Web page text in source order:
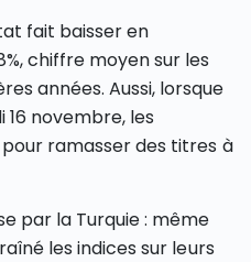
fait baisser en
chiffre moyen sur les
années. Aussi, lorsque
novembre, les
ramasser des titres à
par la Turquie : même
les indices sur leurs